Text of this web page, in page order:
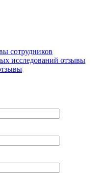
сотрудников
исследований отзывы